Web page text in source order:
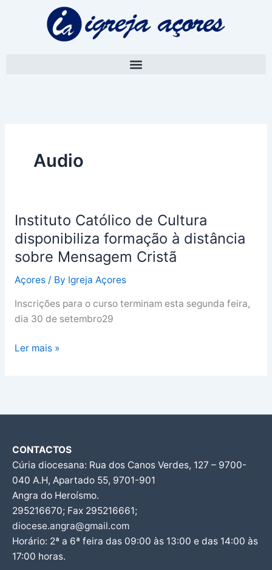
Audio
Instituto Católico de Cultura
disponibiliza formação à distância
sobre Mensagem Cristã
Açores/ By Igreja Açores
Inscrições para o curso terminam esta segunda feira,
dia 30 de setembro29
Instituto
Católico
Cultura
disponibiliza
à
distância
Mensagem
Ler mais »
CONTACTOS
Cúria diocesana: Rua dos Canos Verdes, 127 – 9700-
040 A.H, Apartado 55, 9701-901
Angra do Heroísmo.
295216670; Fax 295216661;
diocese.angra@gmail.com
Horário: 2ª a 6ª feira das 09:00 às 13:00 e das 14:00 às
17:00 horas.